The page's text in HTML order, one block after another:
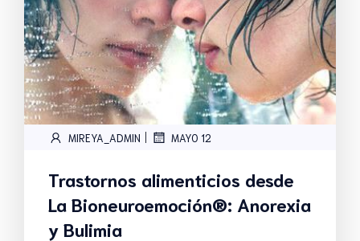
MIREYA_ADMIN | MAYO 12
Trastornos alimenticios desde
La Bioneuroemoción®: Anorexia
y Bulimia